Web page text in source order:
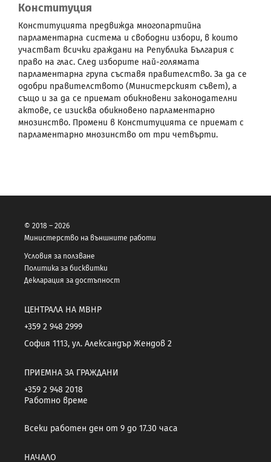
Конституция
Конституцията предвижда многопартийна
парламентарна система и свободни избори, в които
участват всички граждани на Република България с
право на глас. След изборите най-голямата
парламентарна група съставя правителство. За да се
одобри правителството (Министерският съвет), а
също и за да се приемат обикновени законодателни
актове, се изисква обикновено парламентарно
мнозинство. Промени в Конституцията се приемат с
парламентарно мнозинство от три четвърти.
© 2018 – 2026
Министерство на външните работи
Условия за ползване
Политика за бисквитки
Декларация за достъпност
ЦЕНТРАЛА НА МВНР
+359 2 948 2999
София 1113, ул. Александър Жендов 2
ПРИЕМНА ЗА ГРАЖДАНИ
+359 2 948 2018
Работно време
Всеки работен ден от 9 до 17.30 часа
НАЧАЛО